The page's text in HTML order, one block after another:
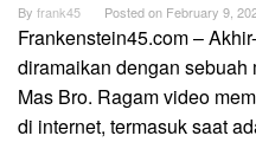
By frank45 Posted on February 9,
Frankenstein45.com –
diramaikan dengan sebuah
Mas Bro. Ragam video
di internet, termasuk saat